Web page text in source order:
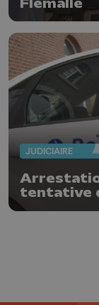
Flémalle
JUDICIAIRE
tentative